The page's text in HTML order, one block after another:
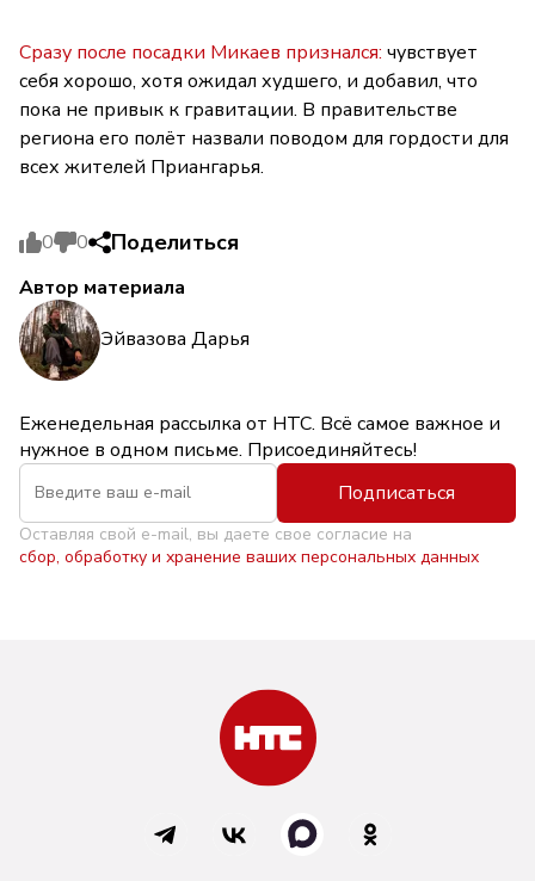
Сразу после посадки Микаев признался: чувствует
себя хорошо, хотя ожидал худшего, и добавил, что
пока не привык к гравитации. В правительстве
региона его полёт назвали поводом для гордости для
всех жителей Приангарья.
0 0 Поделиться
Автор материала
Эйвазова Дарья
Еженедельная рассылка от НТС. Всё самое важное и
нужное в одном письме. Присоединяйтесь!
Подписаться
Оставляя свой e-mail, вы даете свое согласие на
сбор, обработку и хранение ваших персональных данных